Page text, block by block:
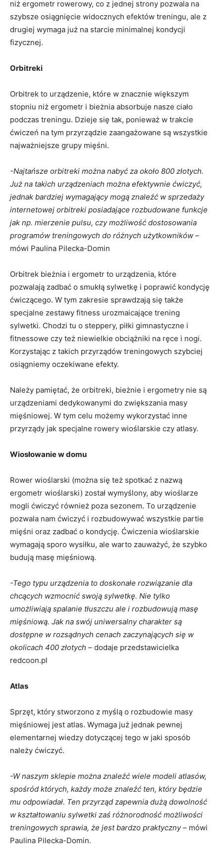
niż ergometr rowerowy, co z jednej strony pozwala na
szybsze osiągnięcie widocznych efektów treningu, ale z
drugiej wymaga już na starcie minimalnej kondycji
fizycznej.
Orbitreki
Orbitrek to urządzenie, które w znacznie większym
stopniu niż ergometr i bieżnia absorbuje nasze ciało
podczas treningu. Dzieje się tak, ponieważ w trakcie
ćwiczeń na tym przyrządzie zaangażowane są wszystkie
najważniejsze grupy mięśni.
-Najtańsze orbitreki można nabyć za około 800 złotych.
Już na takich urządzeniach można efektywnie ćwiczyć,
jednak bardziej wymagający mogą znaleźć w sprzedaży
internetowej orbitreki posiadające rozbudowane funkcje
jak np. mierzenie pulsu, czy możliwość dostosowania
programów treningowych do różnych użytkowników –
mówi Paulina Pilecka-Domin
Orbitrek bieżnia i ergometr to urządzenia, które
pozwalają zadbać o smukłą sylwetkę i poprawić kondycję
ćwiczącego. W tym zakresie sprawdzają się także
specjalne zestawy fitness urozmaicające trening
sylwetki. Chodzi tu o steppery, piłki gimnastyczne i
fitnessowe czy też niewielkie obciążniki na ręce i nogi.
Korzystając z takich przyrządów treningowych szybciej
osiągniemy oczekiwane efekty.
Należy pamiętać, że orbitreki, bieżnie i ergometry nie są
urządzeniami dedykowanymi do zwiększania masy
mięśniowej. W tym celu możemy wykorzystać inne
przyrządy jak specjalne rowery wioślarskie czy atlasy.
Wiosłowanie w domu
Rower wioślarski (można się też spotkać z nazwą
ergometr wioślarski) został wymyślony, aby wioślarze
mogli ćwiczyć również poza sezonem. To urządzenie
pozwala nam ćwiczyć i rozbudowywać wszystkie partie
mięśni oraz zadbać o kondycję. Ćwiczenia wioślarskie
wymagają sporo wysiłku, ale warto zauważyć, że szybko
budują masę mięśniową.
-Tego typu urządzenia to doskonałe rozwiązanie dla
chcących wzmocnić swoją sylwetkę. Nie tylko
umożliwiają spalanie tłuszczu ale i rozbudowują masę
mięśniową. Jak na swój uniwersalny charakter są
dostępne w rozsądnych cenach zaczynających się w
okolicach 400 złotych – dodaje przedstawicielka
redcoon.pl
Atlas
Sprzęt, który stworzono z myślą o rozbudowie masy
mięśniowej jest atlas. Wymaga już jednak pewnej
elementarnej wiedzy dotyczącej tego w jaki sposób
należy ćwiczyć.
-W naszym sklepie można znaleźć wiele modeli atlasów,
spośród których, każdy może znaleźć ten, który będzie
mu odpowiadał. Ten przyrząd zapewnia dużą dowolność
w kształtowaniu sylwetki zaś różnorodność możliwości
treningowych sprawia, że jest bardzo praktyczny – mówi
Paulina Pilecka-Domin.